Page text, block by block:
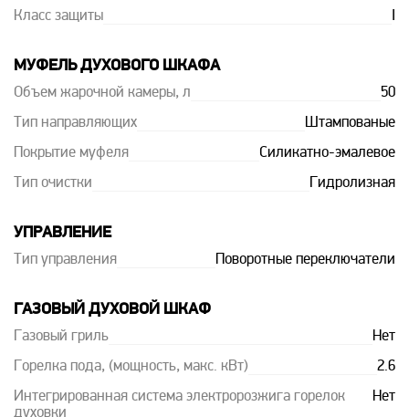
Класс защиты
МУФЕЛЬ ДУХОВОГО ШКАФА
Объем жарочной камеры, л 50
Тип направляющих Штампованые
Покрытие муфеля Силикатно-эмалевое
Тип очистки Гидролизная
УПРАВЛЕНИЕ
Тип управления Поворотные переключатели
ГАЗОВЫЙ ДУХОВОЙ ШКАФ
Газовый гриль Нет
Горелка пода, (мощность, макс. кВт) 2.6
Интегрированная система электророзжига горелок
духовки
Нет